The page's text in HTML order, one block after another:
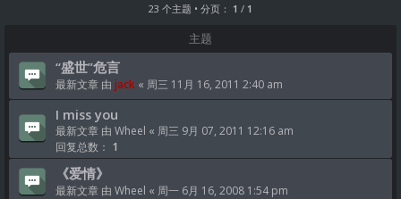
23 个主题 • 分页： 1 / 1
主题
“盛世”危言
最新文章 由 jack « 周三 11月 16, 2011 2:40 am
I miss you
最新文章 由 Wheel « 周三 9月 07, 2011 12:16 am
回复总数： 1
《爱情》
最新文章 由 Wheel « 周一 6月 16, 2008 1:54 pm